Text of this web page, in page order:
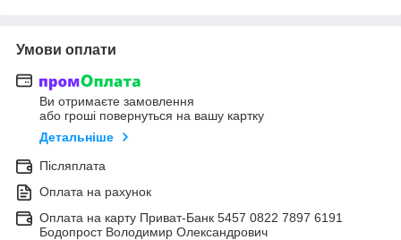
Умови оплати
Ви отримаєте замовлення
або гроші повернуться на вашу картку
Детальніше
Післяплата
Оплата на рахунок
Оплата на карту Приват-Банк 5457 0822 7897 6191
Бодопрост Володимир Олександрович